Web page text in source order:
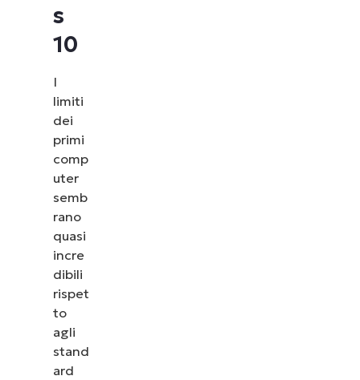
s
10
I
limiti
dei
primi
comp
uter
semb
rano
quasi
incre
dibili
rispet
to
agli
stand
ard